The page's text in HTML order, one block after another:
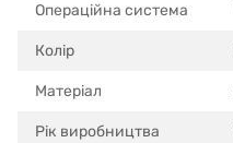
Операційна система
Колір
Матеріал
Рік виробництва